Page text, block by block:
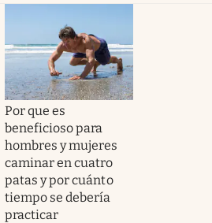
Por que es
beneficioso para
hombres y mujeres
caminar en cuatro
patas y por cuánto
tiempo se debería
practicar